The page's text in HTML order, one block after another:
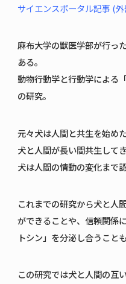
サイエンスポータル記事 (
麻布大学の獣医学部が行っ
ある。
動物行動学と行動学による
の研究。
元々犬は人間と共生を始め
犬と人間が長い間共生してき
犬は人間の情動の変化まで
これまでの研究から犬と人
ができることや、信頼関係
トシン」を分泌し合うこと
この研究では犬と人間の互